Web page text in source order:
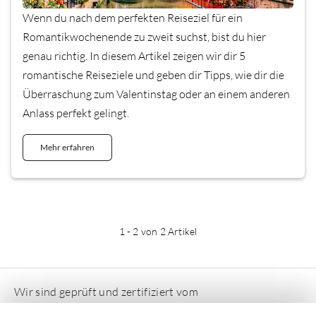
Wenn du nach dem perfekten Reiseziel für ein
Romantikwochenende zu zweit suchst, bist du hier
genau richtig. In diesem Artikel zeigen wir dir 5
romantische Reiseziele und geben dir Tipps, wie dir die
Überraschung zum Valentinstag oder an einem anderen
Anlass perfekt gelingt.
Mehr erfahren
1 - 2 von 2 Artikel
Wir sind geprüft und zertifiziert vom